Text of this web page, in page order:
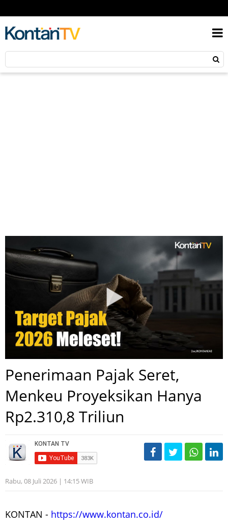
Penerimaan Pajak Seret,
Menkeu Proyeksikan Hanya
Rp2.310,8 Triliun
Rabu, 08 Juli 2026 | 14:15 WIB
KONTAN - https://www.kontan.co.id/